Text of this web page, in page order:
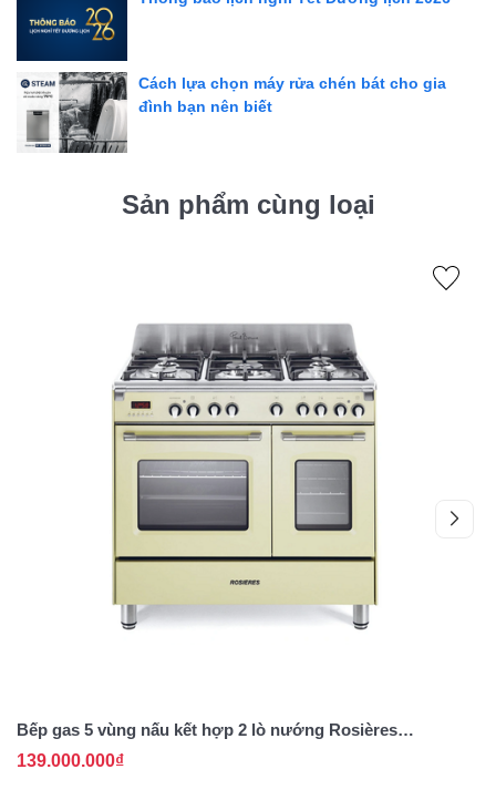
Tính năng nổi bật - Nâng tầm trải nghiệm
nấu nướng
Dung tích lò nướng lớn:Với dung tích 74 lít, bạn có đủ
không gian để nướng và nấu nhiều món ăn cùng một lúc, từ
thịt nướng, bánh pizza đến các món ăn tiệc tùng.
Phụ kiện bổ trợ:Bếp đi kèm với giá và khay nướng, giúp
Với công suất điện 9200W, bếp luôn
đảm bảo nhiệt độ nấu nướng và nướng tối đa công suất,
giúp thực hiện nhiều công việc nấu nướng khác nhau.
gian bếp khác nhau.
Tiết kiệm thời gian:
Cách lựa chọn máy rửa chén bát cho gia
đình bạn nên biết
Sản phẩm cùng loại
Bếp gas 5 vùng nấu kết hợp 2 lò nướng Rosières
RGM95D2C - Nhập khẩu chính hãng
139.000.000₫